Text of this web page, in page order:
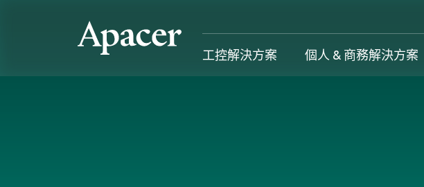
工控解決方案 個人 & 商務解決方案